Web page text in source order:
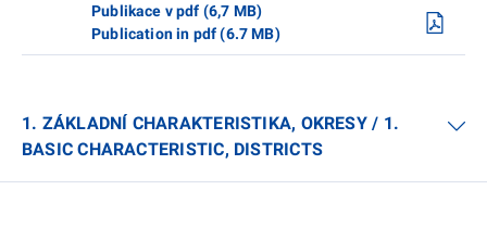
Publikace v pdf (6,7 MB)
Publication in pdf (6.7 MB)
1. ZÁKLADNÍ CHARAKTERISTIKA, OKRESY / 1.
BASIC CHARACTERISTIC, DISTRICTS